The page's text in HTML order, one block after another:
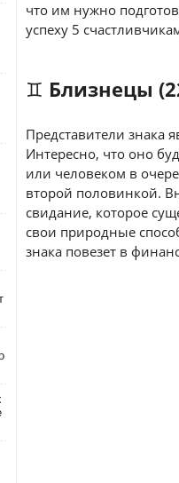
что им нужно
успеху 5
♊ Близнецы
Представители знака
Интересно, что оно
или человеком в
второй половинкой.
свидание, которое
свои природные
знака повезет в